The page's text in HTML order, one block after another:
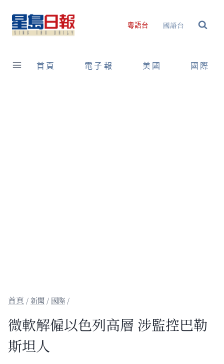
content
粵語台 國語台
首頁 電子報 美國 國際
/新聞 / 國際 /
微軟解僱以色列高層 涉監控巴勒
斯坦人